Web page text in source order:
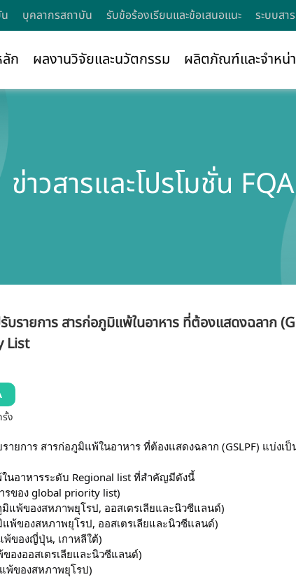
บุคลากรสถาบัน รับข้อร้องเรียนและข้อเสนอแนะ ระบบสา
ก ผลงานวิจัยและนวัตกรรม ผลิตภัณฑ์และจำหน่
ข่าวสารและโปรโมชั่น FQA
รายการ สารก่อภูมิแพ้ในอาหาร ที่ต้องแสดงฉลาก
List
ง
ายการ สารก่อภูมิแพ้ในอาหาร ที่ต้องแสดงฉลาก (GSLPF) แบ่งเ
นอาหารระดับ Regional list ที่สำคัญมีดังนี้
รของ global priority list)
แพ้ของสหภาพยุโรป, ออสเตรเลียและนิวซีแลนด์)
พ้ของสหภาพยุโรป, ออสเตรเลียและนิวซีแลนด์)
ของญี่ปุ่น, เกาหลีใต้)
องออสเตรเลียและนิวซีแลนด์)
พ้ของสหภาพยุโรป)